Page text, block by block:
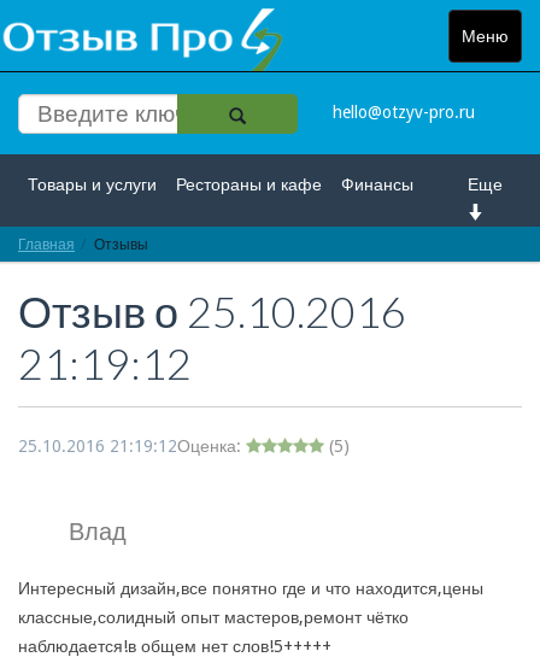
Меню
Toggle
hello@otzyv-pro.ru
Еще
Товары и услуги Рестораны и кафе Финансы
Красота и здоровье
Интернет Путешествие и отдых Транспорт
Недвижимость Работа
Главная Отзывы
Отзыв о 25.10.2016
21:19:12
25.10.2016 21:19:12Оценка: (5)
Влад
Интересный дизайн,все понятно где и что находится,цены
классные,солидный опыт мастеров,ремонт чётко
наблюдается!в общем нет слов!5+++++